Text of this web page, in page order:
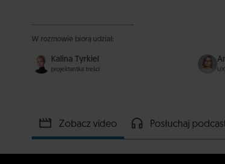
W rozmowie biorą udział:
Kalina Tyrkiel
projektantka treści
Zobacz video Posłuchaj